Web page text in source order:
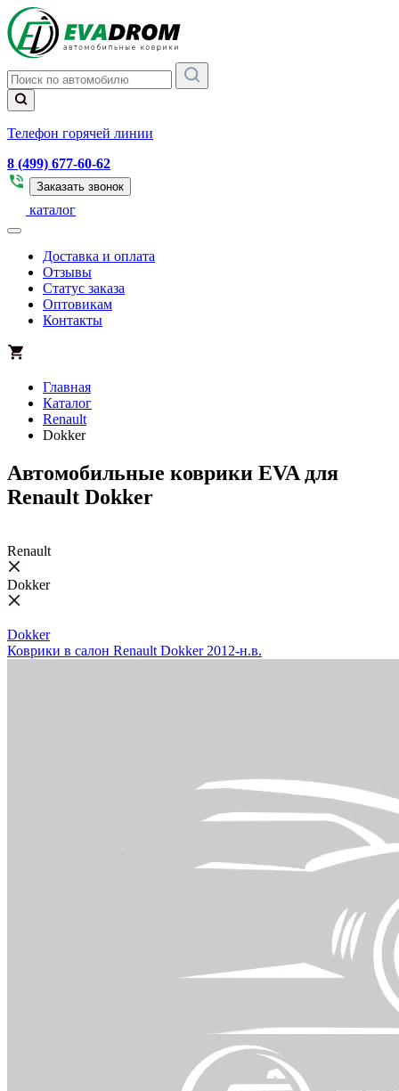
Телефон горячей линии
8 (499) 677-60-62
Заказать звонок
каталог
Доставка и оплата
Отзывы
Статус заказа
Оптовикам
Контакты
Главная
Каталог
Renault
Dokker
Автомобильные коврики EVA для
Renault Dokker
Renault
Dokker
Dokker
Коврики в салон Renault Dokker 2012-н.в.